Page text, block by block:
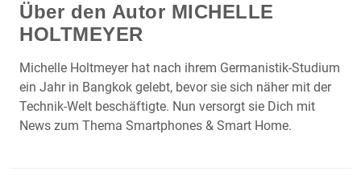
Über den Autor MICHELLE
HOLTMEYER
Michelle Holtmeyer hat nach ihrem Germanistik-Studium
ein Jahr in Bangkok gelebt, bevor sie sich näher mit der
Technik-Welt beschäftigte. Nun versorgt sie Dich mit
News zum Thema Smartphones & Smart Home.